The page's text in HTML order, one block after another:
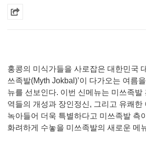
홍콩의 미식가들을 사로잡은 대한민국
쓰족발(Myth Jokbal)’이 다가오는 여름
뉴를 선보인다. 이번 신메뉴는 미쓰족발
역들의 개성과 장인정신, 그리고 유쾌한
녹아들어 더욱 특별하다고 미쓰족발 측
화려하게 수놓을 미쓰족발의 새로운 메